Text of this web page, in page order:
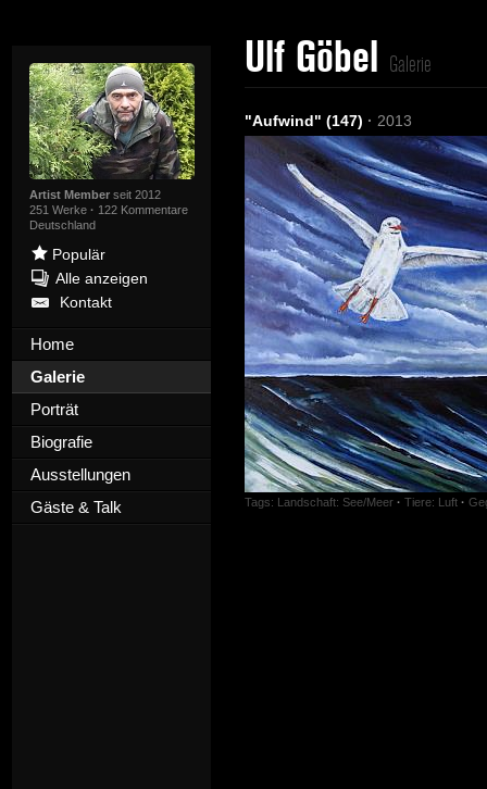
Artist Memberseit 2012
251 Werke · 122 Kommentare
Deutschland
Populär
Alle anzeigen
Kontakt
Home
Galerie
Porträt
Biografie
Ausstellungen
Gäste & Talk
Ulf Göbel Galerie
"Aufwind" (147) · 2013
Tags: Landschaft: See/Meer · Tiere: Luft ·